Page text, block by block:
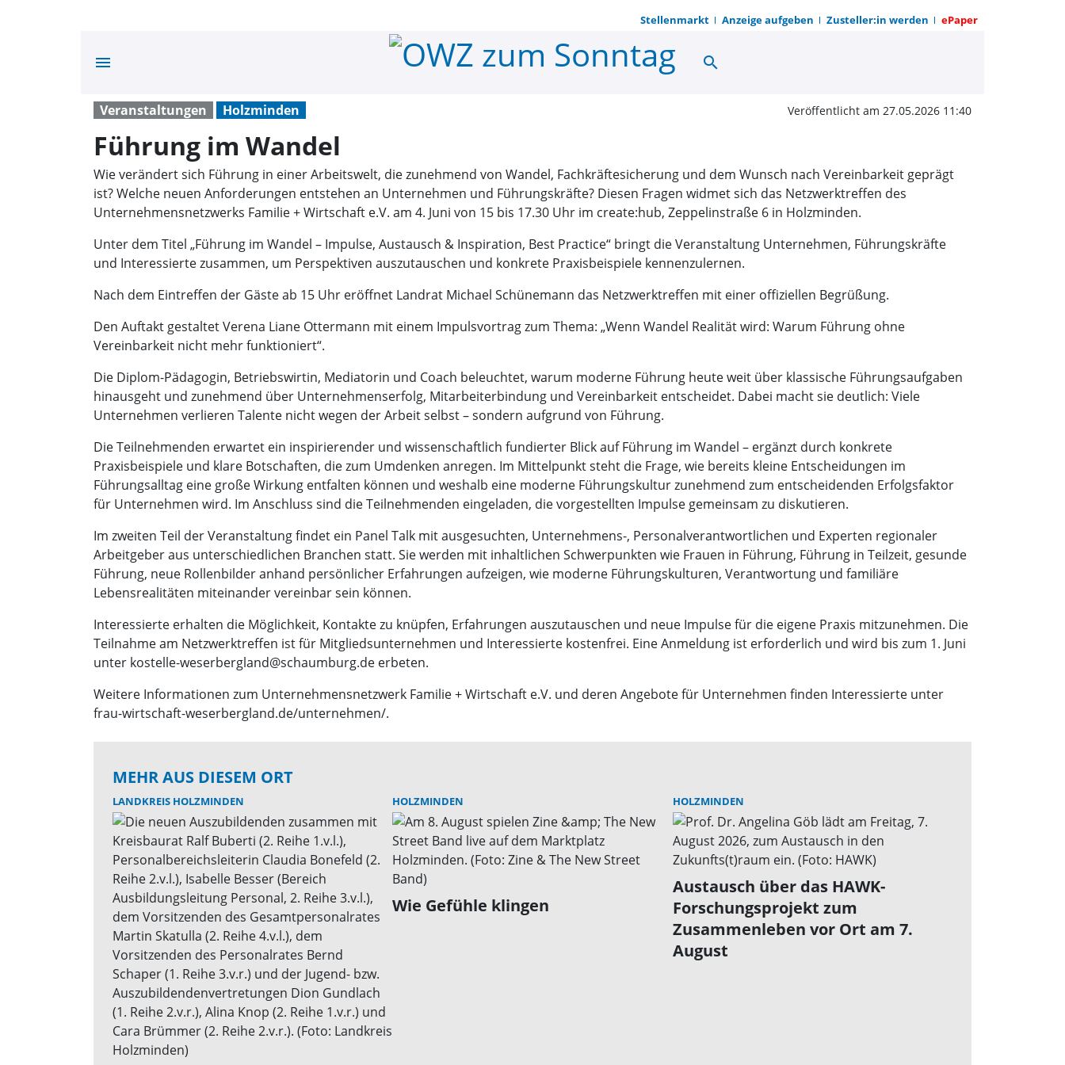
Stellenmarkt Anzeige aufgeben Zusteller:in werden ePaper
menu Führung im Wandel | OWZ zum
search
Veranstaltungen Holzminden Veröffentlicht am 27.05.2026 11:40
Führung im Wandel
Wie verändert sich Führung in einer Arbeitswelt, die zunehmend von Wandel, Fachkräftesicherung und dem Wunsch nach Vereinbarkeit geprägt
ist? Welche neuen Anforderungen entstehen an Unternehmen und Führungskräfte? Diesen Fragen widmet sich das Netzwerktreffen des
Unternehmensnetzwerks Familie + Wirtschaft e.V. am 4. Juni von 15 bis 17.30 Uhr im create:hub, Zeppelinstraße 6 in Holzminden.
Unter dem Titel „Führung im Wandel – Impulse, Austausch & Inspiration, Best Practice“ bringt die Veranstaltung Unternehmen, Führungskräfte
und Interessierte zusammen, um Perspektiven auszutauschen und konkrete Praxisbeispiele kennenzulernen.
Nach dem Eintreffen der Gäste ab 15 Uhr eröffnet Landrat Michael Schünemann das Netzwerktreffen mit einer offiziellen Begrüßung.
Den Auftakt gestaltet Verena Liane Ottermann mit einem Impulsvortrag zum Thema: „Wenn Wandel Realität wird: Warum Führung ohne
Vereinbarkeit nicht mehr funktioniert“.
Die Diplom-Pädagogin, Betriebswirtin, Mediatorin und Coach beleuchtet, warum moderne Führung heute weit über klassische Führungsaufgaben
hinausgeht und zunehmend über Unternehmenserfolg, Mitarbeiterbindung und Vereinbarkeit entscheidet. Dabei macht sie deutlich: Viele
Unternehmen verlieren Talente nicht wegen der Arbeit selbst – sondern aufgrund von Führung.
Die Teilnehmenden erwartet ein inspirierender und wissenschaftlich fundierter Blick auf Führung im Wandel – ergänzt durch konkrete
Praxisbeispiele und klare Botschaften, die zum Umdenken anregen. Im Mittelpunkt steht die Frage, wie bereits kleine Entscheidungen im
Führungsalltag eine große Wirkung entfalten können und weshalb eine moderne Führungskultur zunehmend zum entscheidenden Erfolgsfaktor
für Unternehmen wird. Im Anschluss sind die Teilnehmenden eingeladen, die vorgestellten Impulse gemeinsam zu diskutieren.
Im zweiten Teil der Veranstaltung findet ein Panel Talk mit ausgesuchten, Unternehmens-, Personalverantwortlichen und Experten regionaler
Arbeitgeber aus unterschiedlichen Branchen statt. Sie werden mit inhaltlichen Schwerpunkten wie Frauen in Führung, Führung in Teilzeit, gesunde
Führung, neue Rollenbilder anhand persönlicher Erfahrungen aufzeigen, wie moderne Führungskulturen, Verantwortung und familiäre
Lebensrealitäten miteinander vereinbar sein können.
Interessierte erhalten die Möglichkeit, Kontakte zu knüpfen, Erfahrungen auszutauschen und neue Impulse für die eigene Praxis mitzunehmen. Die
Teilnahme am Netzwerktreffen ist für Mitgliedsunternehmen und Interessierte kostenfrei. Eine Anmeldung ist erforderlich und wird bis zum 1. Juni
unter kostelle-weserbergland@schaumburg.de erbeten.
Weitere Informationen zum Unternehmensnetzwerk Familie + Wirtschaft e.V. und deren Angebote für Unternehmen finden Interessierte unter
frau-wirtschaft-weserbergland.de/unternehmen/.
MEHR AUS DIESEM ORT
LANDKREIS HOLZMINDEN HOLZMINDEN
Wie Gefühle klingen
HOLZMINDEN
Austausch über das HAWK-
Forschungsprojekt zum
Zusammenleben vor Ort am 7.
August